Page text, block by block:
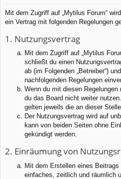
Mit dem Zugriff auf „Mytilus Forum“
ein Vertrag mit folgenden Regelungen
1. Nutzungsvertrag
Mit dem Zugriff auf „Mytilus
schließt du einen
ab (im Folgenden „Betreiber“)
nachfolgenden Regelungen
Wenn du mit diesen
du das Board nicht weiter
gelten jeweils die an dieser
Der Nutzungsvertrag wird auf
kann von beiden Seiten ohne
gekündigt werden.
2. Einräumung von
Mit dem Erstellen eines
einfaches, zeitlich und räumlich